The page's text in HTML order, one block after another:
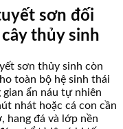
sơn đối
thủy sinh
sơn thủy sinh còn
toàn bộ hệ sinh thái
ẩn náu tự nhiên
nhát hoặc cá con cần
hang đá và lớp nền